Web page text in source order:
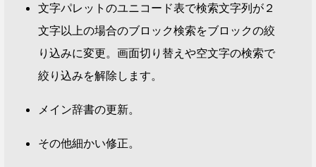
文字パレットのユニコード表で検索文字列が２
文字以上の場合のブロック検索をブロックの絞
り込みに変更。画面切り替えや空文字の検索で
絞り込みを解除します。
メイン辞書の更新。
その他細かい修正。